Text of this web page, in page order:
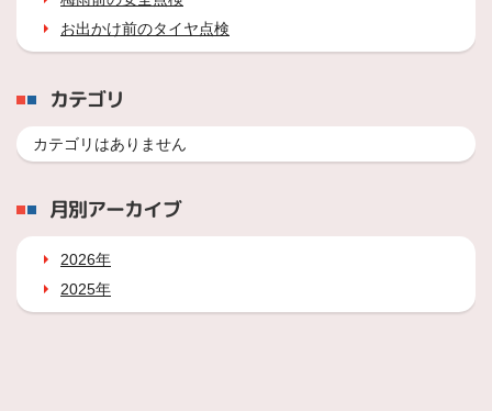
お出かけ前のタイヤ点検
カテゴリ
カテゴリはありません
月別アーカイブ
2026年
2025年